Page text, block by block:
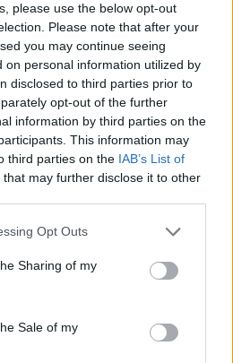
please use the below opt-out
Please note that after your
you may continue seeing
on personal information utilized by
disclosed to third parties prior to
opt-out of the further
information by third parties on the
This information may
third parties on the IAB’s List of
that may further disclose it to other
app uses one or more Google
behaviour. You may click to
and its third-party tags to
purposes in below Google
Opt Outs
Sharing of my
Sale of my
200 FT-ÉRT
Ha már regisztrált a Rubicon
ide:BELÉPÉS.Ha még nem
fiókkal, kattintson ide:
meg